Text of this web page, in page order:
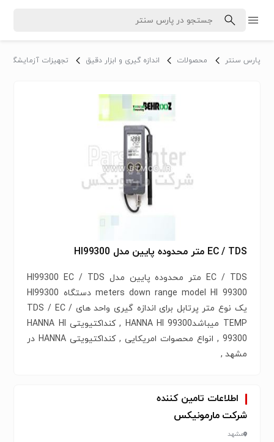
پارس سنتر محصولات اندازه گیری و ابزار دقیق تجهیزات آزمایشگاه
EC / TDS متر محدوده پایین مدل HI99300
EC / TDS متر محدوده پایین مدل HI99300 EC / TDS
meters down range model HI 99300 دستگاه HI99300
یک نوع متر پرتابل برای اندازه گیری واحد های TDS / EC /
TEMP میباشدHANNA HI 99300 , کنداکتیویتی HANNA HI
99300 , انواع محصوات امریکایی , کنداکتیویتی HANNA در
مشهد ,
اطلاعات تامین کننده
شرکت مارمونیکس
مشهد